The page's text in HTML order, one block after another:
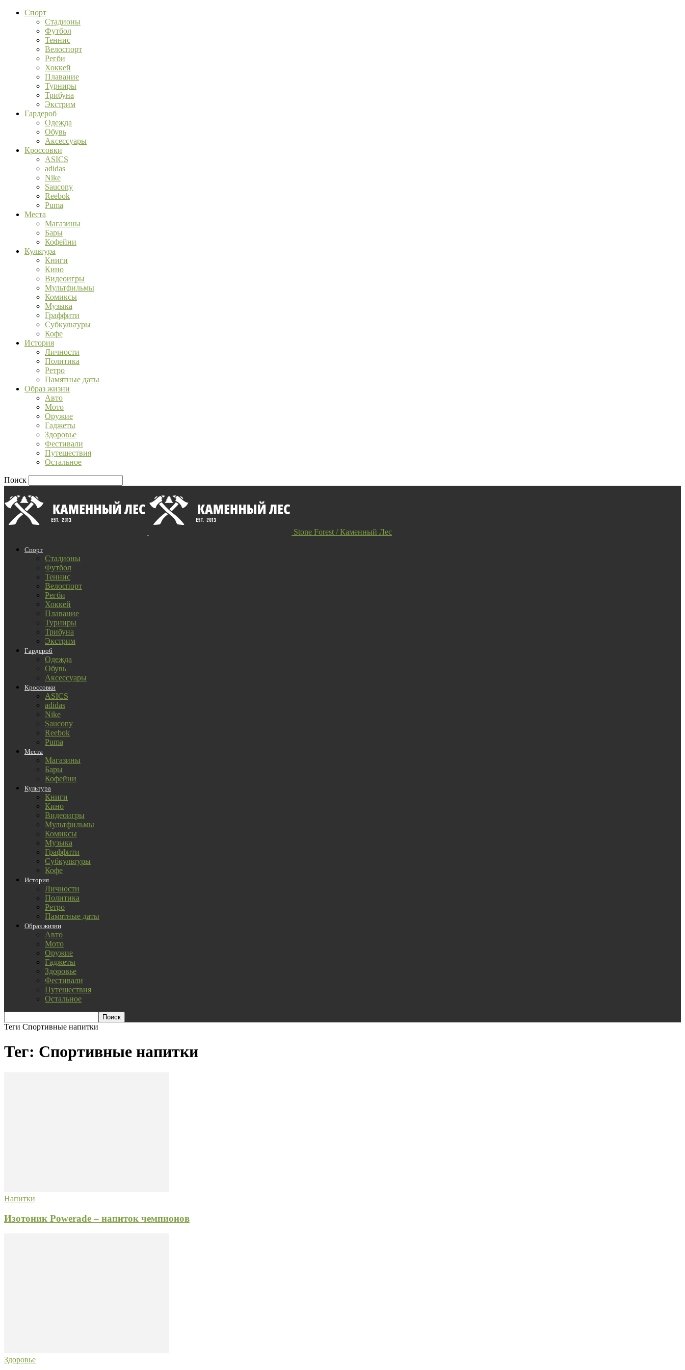
Спорт
Стадионы
Футбол
Теннис
Велоспорт
Регби
Хоккей
Плавание
Турниры
Трибуна
Экстрим
Гардероб
Одежда
Обувь
Аксессуары
Кроссовки
ASICS
adidas
Nike
Saucony
Reebok
Puma
Места
Магазины
Бары
Кофейни
Культура
Книги
Кино
Видеоигры
Мультфильмы
Комиксы
Музыка
Граффити
Субкультуры
Кофе
История
Личности
Политика
Ретро
Памятные даты
Образ жизни
Авто
Мото
Оружие
Гаджеты
Здоровье
Фестивали
Путешествия
Остальное
Поиск
Stone Forest / Каменный Лес
Спорт
Стадионы
Футбол
Теннис
Велоспорт
Регби
Хоккей
Плавание
Турниры
Трибуна
Экстрим
Гардероб
Одежда
Обувь
Аксессуары
Кроссовки
ASICS
adidas
Nike
Saucony
Reebok
Puma
Места
Магазины
Бары
Кофейни
Культура
Книги
Кино
Видеоигры
Мультфильмы
Комиксы
Музыка
Граффити
Субкультуры
Кофе
История
Личности
Политика
Ретро
Памятные даты
Образ жизни
Авто
Мото
Оружие
Гаджеты
Здоровье
Фестивали
Путешествия
Остальное
Теги Спортивные напитки
Тег: Спортивные напитки
Напитки
Изотоник Powerade – напиток чемпионов
Здоровье